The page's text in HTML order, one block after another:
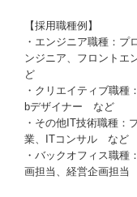
【採用職種例】
・エンジニア職種：プ
ンジニア、フロントエ
ど
・クリエイティブ職種
bデザイナー など
・その他IT技術職種：
業、ITコンサル など
・バックオフィス職種
画担当、経営企画担